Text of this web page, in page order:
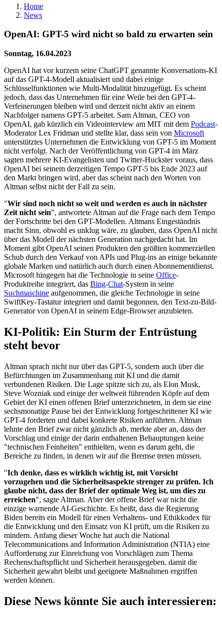
Home
News
OpenAI: GPT-5 wird nicht so bald zu erwarten sein
Sonntag, 16.04.2023
OpenAI hat vor kurzem seine ChatGPT genannte Konversations-KI
auf das GPT-4-Modell aktualisiert und dabei einige
Schlüsselfunktionen wie Multi-Modalität hinzugefügt. Es scheint
jedoch, dass das Unternehmen für eine Weile bei den GPT-4-
Verfeinerungen bleiben wird und derzeit nicht aktiv an einem
Nachfolger namens GPT-5 arbeitet. Sam Altman, CEO von
OpenAI, gab kürzlich ein Videointerview am MIT mit dem Podcast-
Moderator Lex Fridman und stellte klar, dass sein von Microsoft
unterstütztes Unternehmen die Entwicklung von GPT-5 im Moment
nicht verfolgt. Nach der Veröffentlichung von GPT-4 im März
sagten mehrere KI-Evangelisten und Twitter-Huckster voraus, dass
OpenAI bei seinem derzeitigen Tempo GPT-5 bis Ende 2023 auf
den Markt bringen wird, aber das scheint nach den Worten von
Altman selbst nicht der Fall zu sein.
"Wir sind noch nicht so weit und werden es auch in nächster
Zeit nicht sein", antwortete Altman auf die Frage nach dem Tempo
der Fortschritte bei den GPT-Modellen. Altmans Eingeständnis
macht Sinn, obwohl es unklug wäre, zu glauben, dass OpenAI nicht
über das Modell der nächsten Generation nachgedacht hat. Im
Moment gibt OpenAI seinen Produkten den größten kommerziellen
Schub durch den Verkauf von APIs und Plug-ins an einige bekannte
globale Marken und natürlich auch durch einen Abonnementdienst.
Microsoft hingegen hat die Technologie in seine Office-
Produktreihe integriert, das Bing-Chat-System in seine
Suchmaschine aufgenommen, die gleiche Technologie in seine
SwiftKey-Tastatur integriert und damit begonnen, den Text-zu-Bild-
Generator von OpenAI in seinem Edge-Browser anzubieten.
KI-Politik: Ein Sturm der Entrüstung
steht bevor
Altman sprach nicht nur über das GPT-5, sondern auch über die
Befürchtungen im Zusammenhang mit KI und die damit
verbundenen Risiken. Die Lage spitzte sich zu, als Elon Musk,
Steve Wozniak und einige der weltweit führenden Köpfe auf dem
Gebiet der KI einen offenen Brief unterzeichneten, in dem sie eine
sechsmonatige Pause bei der Entwicklung fortgeschrittener KI wie
GPT-4 forderten und dabei konkrete Risiken anführten. Altman
lehnte den Brief zwar nicht gänzlich ab, merkte aber an, dass der
Vorschlag und einige der darin enthaltenen Behauptungen keine
"technischen Feinheiten" enthielten, wenn es darum geht, die
Bereiche zu finden, in denen wir auf die Bremse treten müssen.
"Ich denke, dass es wirklich wichtig ist, mit Vorsicht
vorzugehen und die Sicherheitsaspekte strenger zu prüfen. Ich
glaube nicht, dass der Brief der optimale Weg ist, um dies zu
erreichen", sagte Altman. Aber der offene Brief war nicht die
einzige warnende AI-Geschichte. Es heißt, dass die Regierung
Biden bereits ein Modell für einen Verhaltens- und Ethikkodex für
die Entwicklung und den Einsatz von KI prüft, um die Risiken zu
mindern. Anfang dieser Woche hat auch die National
Telecommunications and Information Administration (NTIA) eine
Aufforderung zur Einreichung von Vorschlägen zum Thema
Rechenschaftspflicht und Sicherheit herausgegeben, damit die
Sicherheit gewahrt bleibt und geeignete Maßnahmen ergriffen
werden können.
Diese News könnte Sie auch interessieren: